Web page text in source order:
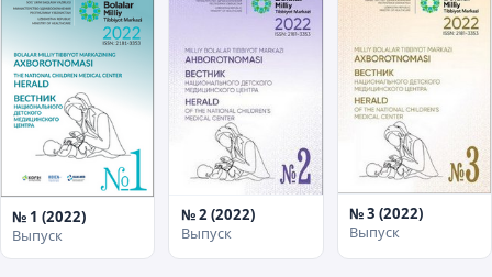
№ 1 (2022)
Выпуск
№ 2 (2022)
Выпуск
№ 3 (2022)
Выпуск